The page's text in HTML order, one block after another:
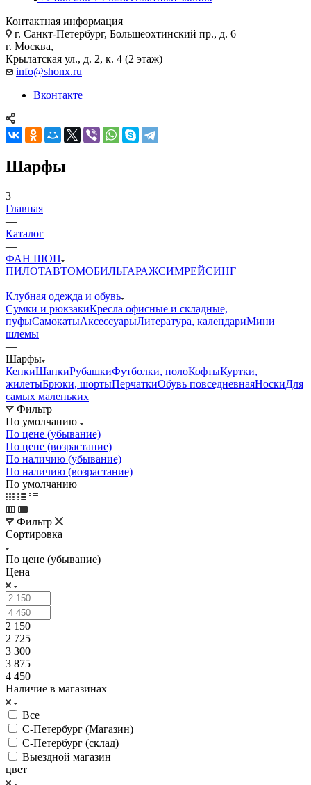
Контактная информация
г. Санкт-Петербург, Большеохтинский пр., д. 6
г. Москва,
Крылатская ул., д. 2, к. 4 (2 этаж)
info@shonx.ru
Вконтакте
Шарфы
3
Главная
—
Каталог
—
ФАН ШОП
ПИЛОТАВТОМОБИЛЬГАРАЖСИМРЕЙСИНГ
—
Клубная одежда и обувь
Сумки и рюкзакиКресла офисные и складные,
пуфыСамокатыАксессуарыЛитература, календариМини
шлемы
—
Шарфы
КепкиШапкиРубашкиФутболки, полоКофтыКуртки,
жилетыБрюки, шортыПерчаткиОбувь повседневнаяНоскиДля
самых маленьких
Фильтр
По умолчанию
По цене (убывание)
По цене (возрастание)
По наличию (убывание)
По наличию (возрастание)
По умолчанию
Фильтр
Сортировка
По цене (убывание)
Цена
2 150
2 725
3 300
3 875
4 450
Наличие в магазинах
Все
С-Петербург (Магазин)
С-Петербург (склад)
Выездной магазин
цвет